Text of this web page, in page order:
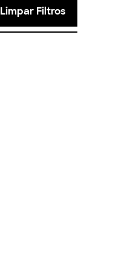
Limpar Filtros